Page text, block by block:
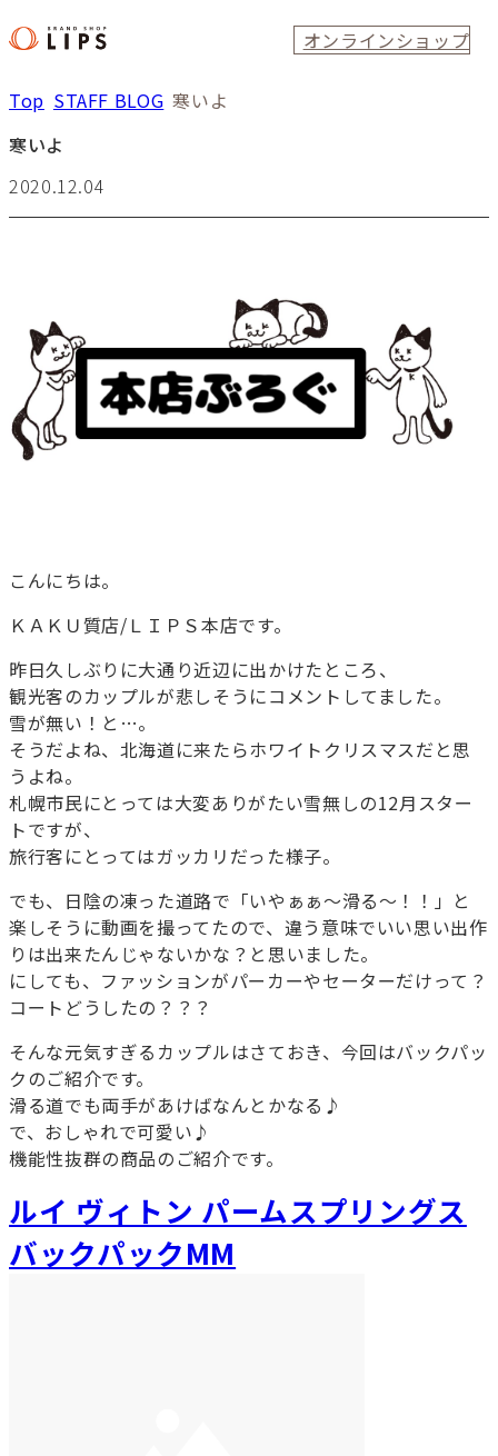
オンラインショップ
Top STAFF BLOG 寒いよ
寒いよ
2020.12.04
こんにちは。
ＫＡＫＵ質店/ＬＩＰＳ本店です。
昨日久しぶりに大通り近辺に出かけたところ、
観光客のカップルが悲しそうにコメントしてました。
雪が無い！と…。
そうだよね、北海道に来たらホワイトクリスマスだと思
うよね。
札幌市民にとっては大変ありがたい雪無しの12月スター
トですが、
旅行客にとってはガッカリだった様子。
でも、日陰の凍った道路で「いやぁぁ～滑る～！！」と
楽しそうに動画を撮ってたので、違う意味でいい思い出作
りは出来たんじゃないかな？と思いました。
にしても、ファッションがパーカーやセーターだけって？
コートどうしたの？？？
そんな元気すぎるカップルはさておき、今回はバックパッ
クのご紹介です。
滑る道でも両手があけばなんとかなる♪
で、おしゃれで可愛い♪
機能性抜群の商品のご紹介です。
ルイ ヴィトン パームスプリングス
バックパックMM